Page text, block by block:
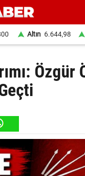
Altın 6.644,98